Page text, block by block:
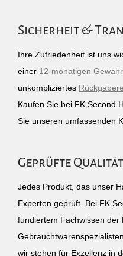
Sicherheit &
Ihre Zufriedenheit ist uns
einer 12-monatigen
unkompliziertes
Kaufen Sie bei FK Second
Sie unseren umfassenden
Geprüfte
Jedes Produkt, das unser
Experten geprüft. Bei FK
fundiertem Fachwissen der
wir stehen für Exzellenz in